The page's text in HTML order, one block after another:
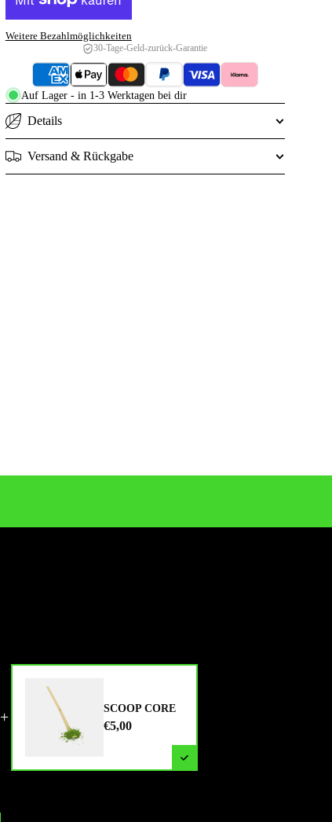
Weitere Bezahlmöglichkeiten
30-Tage-Geld-zurück-Garantie
Auf Lager - in 1-3 Werktagen bei dir
Details
Versand & Rückgabe
+ SCOOP CORE
€5,00